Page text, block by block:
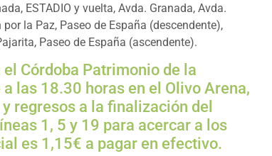
ESTADIO y vuelta, Avda. Granada, Avda.
la Paz, Paseo de España (descendente),
Paseo de España (ascendente).
Córdoba Patrimonio de la
las 18.30 horas en el Olivo Arena,
regresos a la finalización del
1, 5 y 19 para acercar a los
es 1,15€ a pagar en efectivo.